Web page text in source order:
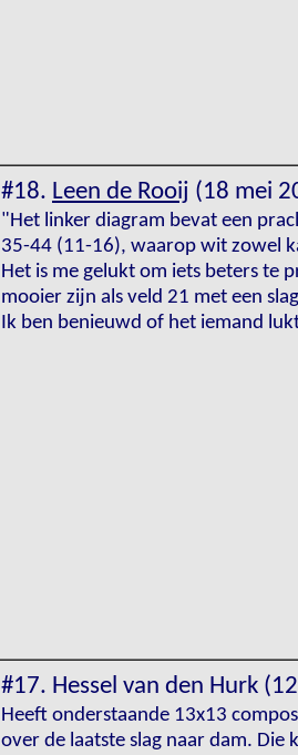
#18. Leen de Rooij (18 mei
"Het linker diagram bevat een
35-44 (11-16), waarop wit zowel
Het is me gelukt om iets beters te
mooier zijn als veld 21 met een
Ik ben benieuwd of het iemand
#17. Hessel van den Hurk
Heeft onderstaande 13x13
over de laatste slag naar dam. Die